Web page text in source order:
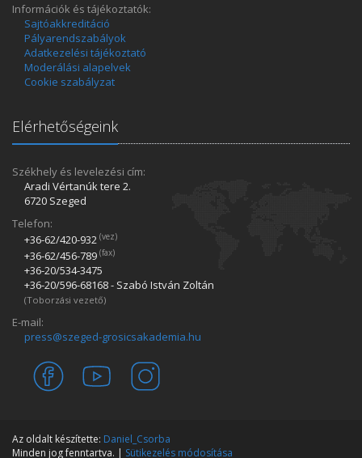
Információk és tájékoztatók:
Sajtóakkreditáció
Pályarendszabályok
Adatkezelési tájékoztató
Moderálási alapelvek
Cookie szabályzat
Elérhetőségeink
Székhely és levelezési cím:
Aradi Vértanúk tere 2.
6720 Szeged
Telefon:
+36-62/420­-932 (vez)
+36-62/456­-789 (fax)
+36-20/534­-3475
+36-20/596­-68168 - Szabó István Zoltán
(Toborzási vezető)
E-mail:
press@szeged-grosicsakademia.hu
Az oldalt készítette: Daniel_Csorba
Minden jog fenntartva. | Sütikezelés módosítása